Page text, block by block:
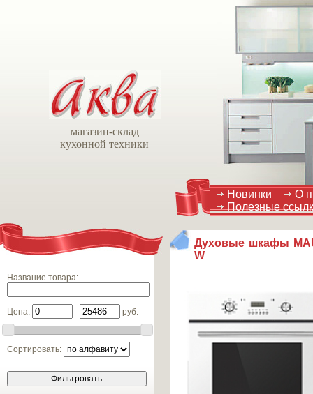
магазин-склад
кухонной техники
Новинки
О
Полезные
Название товара:
Цена: - руб.
Сортировать:
Духовые шкафы
W